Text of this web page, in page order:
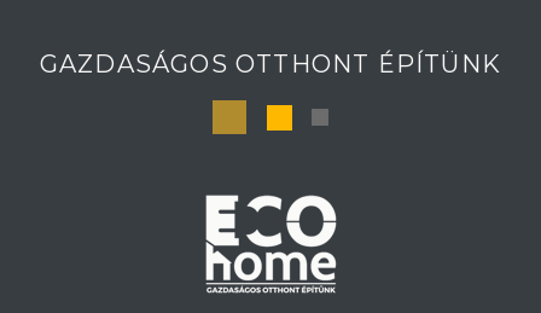
GAZDASÁGOS OTTHONT ÉPÍTÜNK